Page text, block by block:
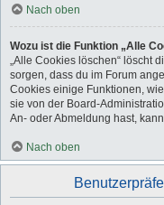
Nach oben
Wozu ist die Funktion „Alle
„Alle Cookies löschen“ löscht
sorgen, dass du im Forum
Cookies einige Funktionen,
sie von der Board-
An- oder Abmeldung hast,
Nach oben